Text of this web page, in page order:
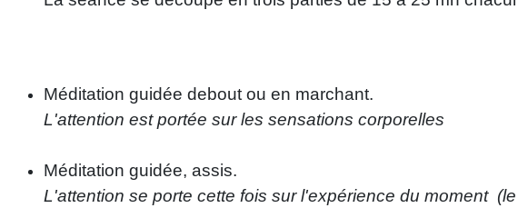
Méditation guidée debout ou en marchant.
L'attention est portée sur les sensations corporelles
Méditation guidée, assis.
L'attention se porte cette fois sur l'expérience du moment